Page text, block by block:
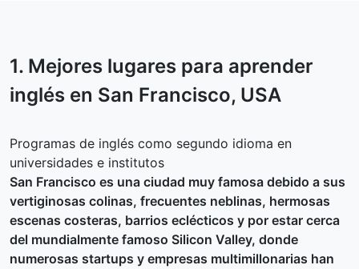
1. Mejores lugares para aprender
inglés en San Francisco, USA
Programas de inglés como segundo idioma en
universidades e institutos
San Francisco es una ciudad muy famosa debido a sus
vertiginosas colinas, frecuentes neblinas, hermosas
escenas costeras, barrios eclécticos y por estar cerca
del mundialmente famoso Silicon Valley, donde
numerosas startups y empresas multimillonarias han